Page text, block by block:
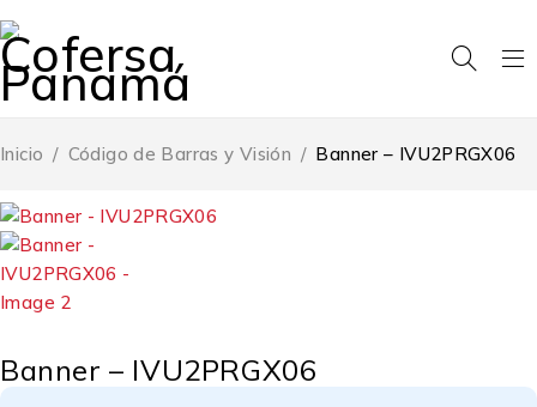
Inicio / Código de Barras y Visión / Banner – IVU2PRGX06
Banner – IVU2PRGX06